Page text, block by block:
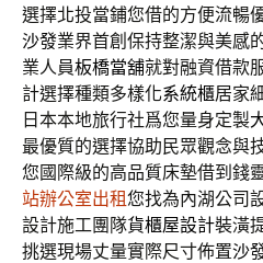
選擇北投當鋪您借的方便流暢
沙發業界首創保持整潔與美感
業人員板橋當舖就對融資借款
計選擇種類多樣化系統櫃居家
日本本地旅行社爲您量身定製
最優質的選擇協助民眾觀念與
您國際級的高品質床墊借到錢
站辦公室出租您找為內湖公司
設計施工團隊貨櫃屋設計裝潢
挑選現場丈量實際尺寸佈置沙